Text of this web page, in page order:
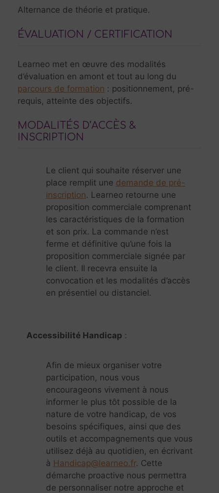
Alternance de théorie et pratique.
ÉVALUATION / CERTIFICATION
Learneo met en œuvre des modalités
d’évaluation en amont et tout au long du
parcours de formation : positionnement, pré-
requis, atteinte des objectifs.
MODALITÉS D’ACCÈS &
INSCRIPTION
Le client qui souhaite réserver une
place remplit une demande de pré-
inscription. Learneo retourne une
proposition commerciale comprenant
les caractéristiques de la formation
et son prix. La commande n’est
ferme et définitive qu’une fois la
proposition commerciale signée par
le client. Il recevra ensuite la
convocation et les modalités d’accès
en présentiel ou distanciel.
Accessibilité Handicap :
Afin de mieux organiser votre
participation, nous vous
encourageons vivement à nous
informer le plus tôt possible de la
nature de votre handicap, de vos
besoins spécifiques, ainsi que des
outils et accompagnements que vous
utilisez déjà au quotidien, en écrivant
à Handicap@learneo.fr. Cette
démarche proactive nous permettra
de personnaliser notre approche et